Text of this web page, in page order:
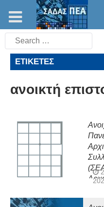
Search
for:
ΕΤΙΚΈΤΕΣ
ανοικτή